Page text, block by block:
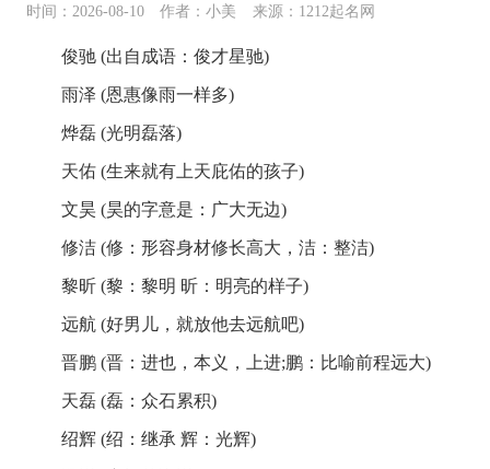
时间：2026-08-10 作者：小美 来源：1212起名网
俊驰 (出自成语：俊才星驰)
雨泽 (恩惠像雨一样多)
烨磊 (光明磊落)
天佑 (生来就有上天庇佑的孩子)
文昊 (昊的字意是：广大无边)
修洁 (修：形容身材修长高大，洁：整洁)
黎昕 (黎：黎明 昕：明亮的样子)
远航 (好男儿，就放他去远航吧)
晋鹏 (晋：进也，本义，上进;鹏：比喻前程远大)
天磊 (磊：众石累积)
绍辉 (绍：继承 辉：光辉)